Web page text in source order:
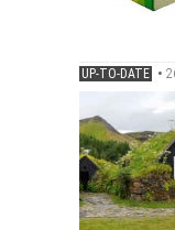
UP-TO-DATE •